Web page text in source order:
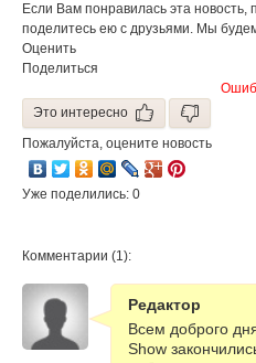
Если Вам понравилась эта новость,
поделитесь ею с друзьями. Мы
Оценить
Поделиться
Это интересно
Пожалуйста, оцените новость
Уже поделились: 0
Комментарии (1):
Редактор
Всем доброго
Show